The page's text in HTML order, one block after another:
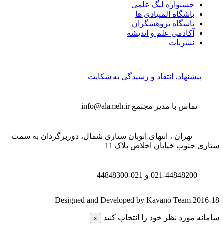
جشنواره لیگ علمی
باشگاه المپیادی ها
باشگاه پژوهشگران
آکادمی علم و اندیشه
نشریات
پیشنهاد، انتقاد و رسیدگی به شکایت
تماس با مدیر مجتمعinfo@alameh.ir
تهران ، انتهای اتوبان ستاری شمال، دوربرگردان به سمت
جنوب خیابان اخلاص پلاک 11
021-44848200 و 021-44848300
Designed and Developed by Kavano Team 2016-
مورد نظر خود را انتخاب کنید